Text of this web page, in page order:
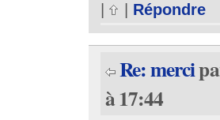
Répondre
Re: merci
à 17:44